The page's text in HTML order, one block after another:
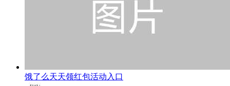
饿了么天天领红包活动入口